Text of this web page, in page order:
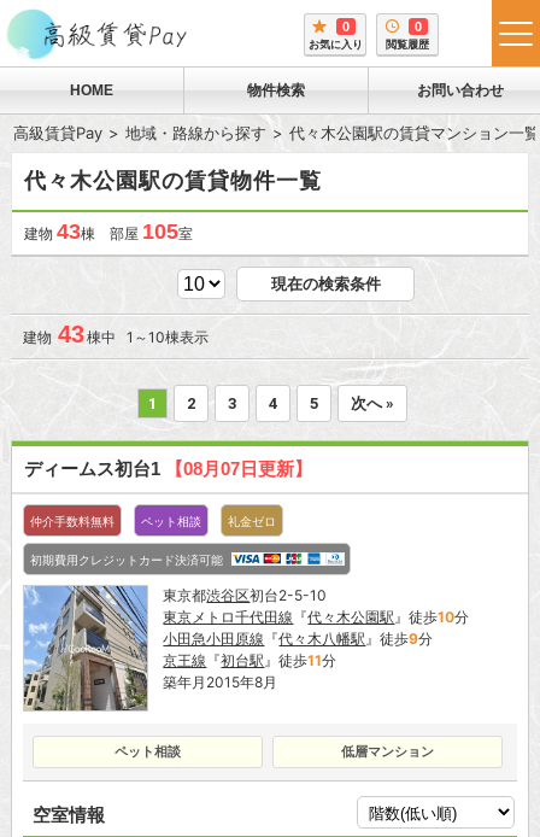
0
お気に入り
0
閲覧履歴
HOME 物件検索 お問い合わせ
高級賃貸Pay 地域・路線から探す 代々木公園駅の賃貸マンション一
代々木公園駅の賃貸物件一覧
建物 43棟 部屋 105室
現在の検索条件
建物 43棟中 1～10棟表示
1 2 3 4 5 次へ »
ディームス初台1 【08月07日更新】
仲介手数料無料 ペット相談 礼金ゼロ
初期費用クレジットカード決済可能
東京都渋谷区初台2-5-10
東京メトロ千代田線 『代々木公園駅』徒歩10分
小田急小田原線 『代々木八幡駅』徒歩9分
京王線 『初台駅』徒歩11分
築年月2015年8月
ペット相談 低層マンション
空室情報